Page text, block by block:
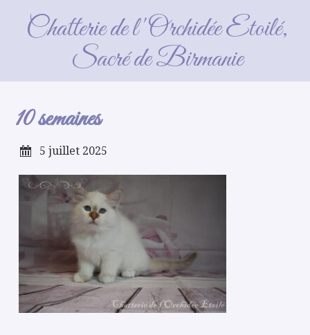
Chatterie de l'Orchidée Etoilé,
Sacré de Birmanie
10 semaines
10 semaines
5 juillet 2025